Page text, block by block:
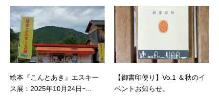
絵本『こんとあき』エスキー
ス展：2025年10月24日ｰ...
【御書印便り】Vo.1 ＆秋のイ
ベントお知らせ。